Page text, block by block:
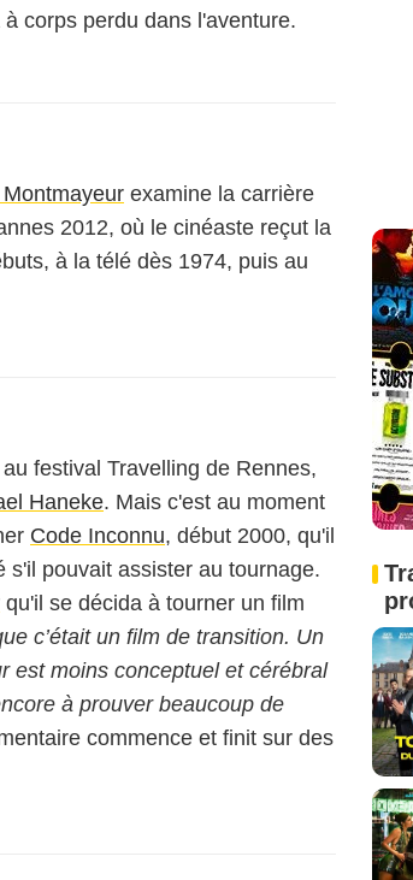
corps perdu dans l'aventure.
examine la carrière
2012, où le cinéaste reçut la
à la télé dès 1974, puis au
au festival Travelling de Rennes,
Haneke. Mais c'est au moment
Code Inconnu, début 2000, qu'il
pouvait assister au tournage.
qu'il se décida à tourner un film
c’était un film de transition. Un
est moins conceptuel et cérébral
à prouver beaucoup de
commence et finit sur des